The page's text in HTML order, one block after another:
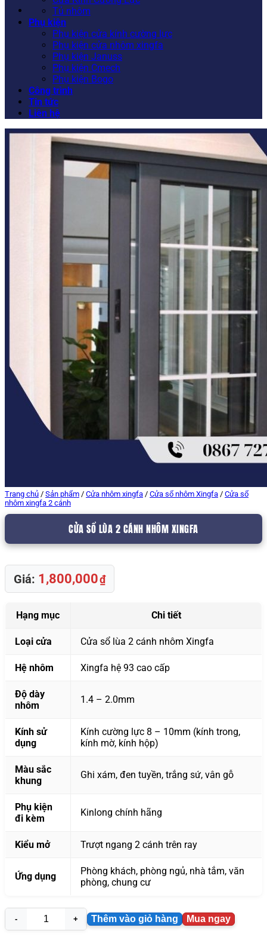
Tủ nhôm
Phụ kiện
Phụ kiện cửa kính cường lực
Phụ kiện cửa nhôm xingfa
Phụ kiện Januss
Phụ kiện Cmech
Phụ kiện Bogo
Công trình
Tin tức
Liên hệ
Trang chủ / Sản phẩm / Cửa nhôm xingfa / Cửa sổ nhôm Xingfa / Cửa sổ
nhôm xingfa 2 cánh
CỬA SỔ LÙA 2 CÁNH NHÔM XINGFA
Giá: 1,800,000₫
Hạng mục Chi tiết
Loại cửa Cửa sổ lùa 2 cánh nhôm Xingfa
Hệ nhôm Xingfa hệ 93 cao cấp
Độ dày
nhôm
1.4 – 2.0mm
Kính sử
dụng
Kính cường lực 8 – 10mm (kính trong,
kính mờ, kính hộp)
Màu sắc
khung
Ghi xám, đen tuyền, trắng sứ, vân gỗ
Phụ kiện
đi kèm
Kinlong chính hãng
Kiểu mở Trượt ngang 2 cánh trên ray
Ứng dụng
Phòng khách, phòng ngủ, nhà tắm, văn
phòng, chung cư
Cửa
Thêm vào giỏ hàng Mua ngay